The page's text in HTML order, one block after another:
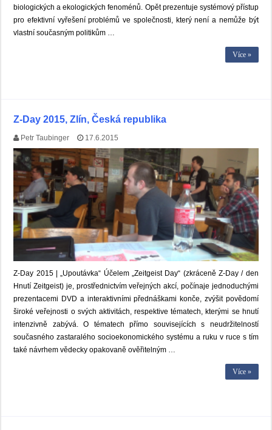
biologických a ekologických fenoménů. Opět prezentuje systémový přístup
pro efektivní vyřešení problémů ve společnosti, který není a nemůže být
vlastní současným politikům …
Více »
Z-Day 2015, Zlín, Česká republika
Petr Taubinger 17.6.2015
Z-Day 2015 | „Upoutávka“ Účelem „Zeitgeist Day“ (zkráceně Z-Day / den
Hnutí Zeitgeist) je, prostřednictvím veřejných akcí, počínaje jednoduchými
prezentacemi DVD a interaktivními přednáškami konče, zvýšit povědomí
široké veřejnosti o svých aktivitách, respektive tématech, kterými se hnutí
intenzivně zabývá. O tématech přímo souvisejících s neudržitelností
současného zastaralého socioekonomického systému a ruku v ruce s tím
také návrhem vědecky opakovaně ověřitelným …
Více »